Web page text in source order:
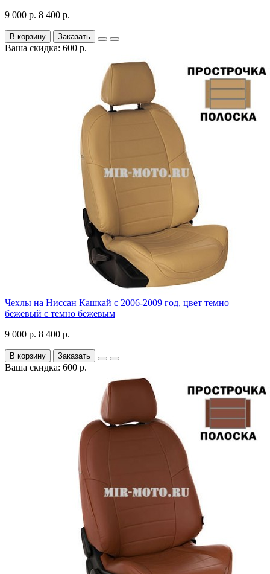
9 000 р. 8 400 р.
В корзину Заказать
Ваша скидка: 600 р.
Чехлы на Ниссан Кашкай с 2006-2009 год, цвет темно
бежевый с темно бежевым
9 000 р. 8 400 р.
В корзину Заказать
Ваша скидка: 600 р.